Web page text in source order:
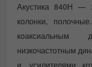
Акустика 840Н —
колонки,
низкочастотным
и усилителями,